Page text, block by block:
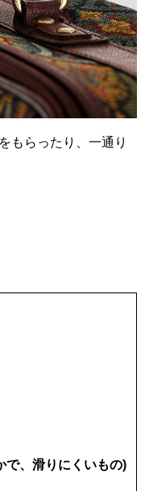
をもらったり、一通り
、滑りにくいもの)